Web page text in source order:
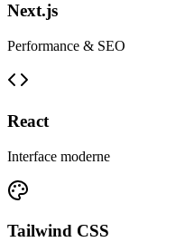
Next.js
Performance & SEO
React
Interface moderne
Tailwind CSS